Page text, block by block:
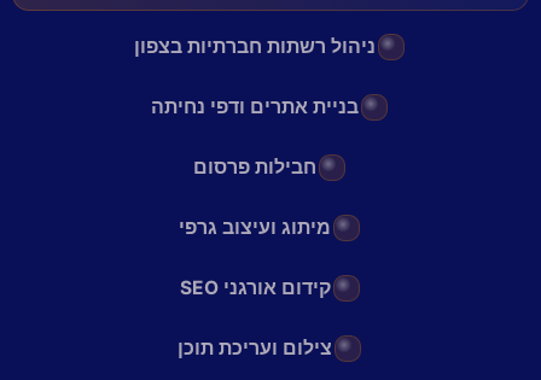
ניהול רשתות חברתיות בצפון
בניית אתרים ודפי נחיתה
חבילות פרסום
מיתוג ועיצוב גרפי
קידום אורגני SEO
צילום ועריכת תוכן